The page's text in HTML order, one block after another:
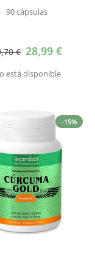
90 cápsulas
€ Precio
especial
28,99 €
está disponible
-15%